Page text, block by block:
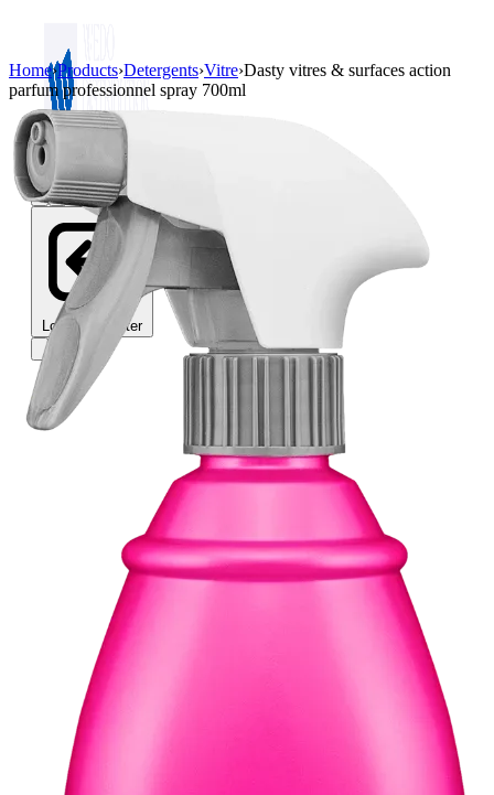
Login / Register
Home›Products›Detergents›Vitre›Dasty vitres & surfaces action
parfum professionnel spray 700ml